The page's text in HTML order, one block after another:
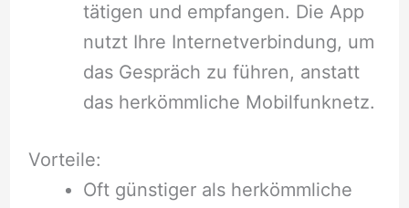
tätigen und empfangen. Die App
nutzt Ihre Internetverbindung, um
das Gespräch zu führen, anstatt
das herkömmliche Mobilfunknetz.
Vorteile:
Oft günstiger als herkömmliche